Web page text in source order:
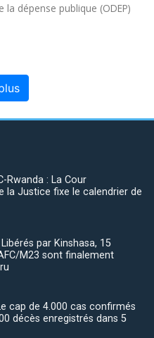
la dépense publique (ODEP)
Rwanda : La Cour
la Justice fixe le calendrier de
par Kinshasa, 15
M23 sont finalement
cap de 4.000 cas confirmés
décès enregistrés dans 5